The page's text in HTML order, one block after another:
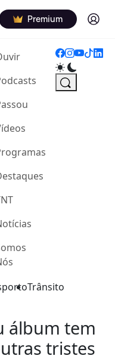
Premium Log in
(current)
Trânsito
álbum tem
tristes